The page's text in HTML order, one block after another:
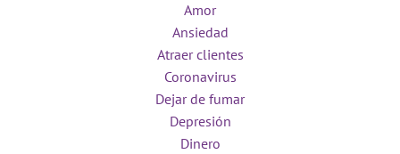
Amor
Ansiedad
Atraer clientes
Coronavirus
Dejar de fumar
Depresión
Dinero